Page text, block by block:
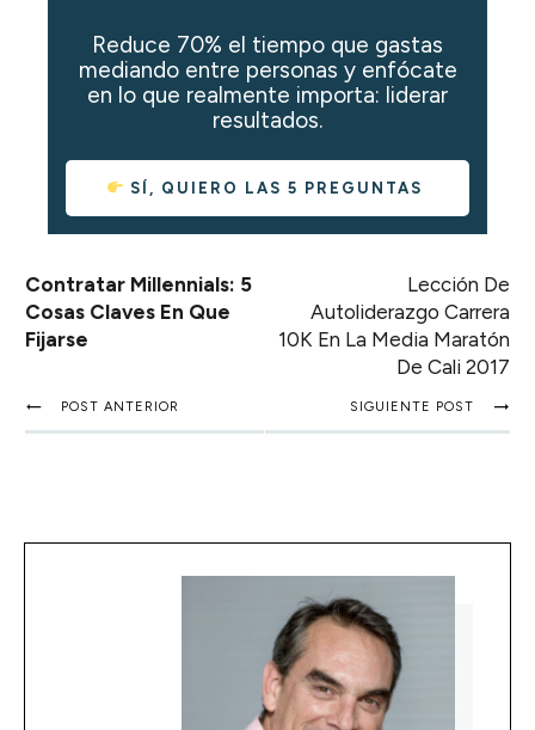
Reduce 70% el tiempo que gastas
mediando entre personas y enfócate
en lo que realmente importa: liderar
resultados.
SÍ, QUIERO LAS 5 PREGUNTAS
Contratar Millennials: 5
Cosas Claves En Que
Fijarse
Lección De
Autoliderazgo Carrera
10K En La Media Maratón
De Cali 2017
POST ANTERIOR SIGUIENTE POST